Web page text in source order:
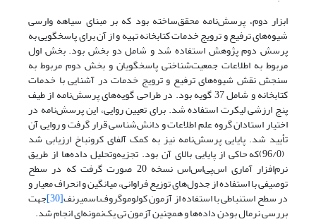
ابزار دوم، پرسش‌نامه محقق‌ساخته بود که بر مبنای سیاهه وارسی
شیوه‌های ترفیع و ترویج خدمات کتابخانه تهیه و از آن برای پاسخگویی به
پرسش دوم پژوهش استفاده شد و شامل دو بخش بود. بخش اول
مربوط به اطلاعات جمعیت‌شناختی پاسخگویان و بخش دوم مربوط به
سنجش نقش شیوه‌های ترفیع و ترویج خدمات در آشنایی با خدمات
کتابخانه و شامل 37 گویه بود. در طراحی گویه‌های پرسش‌نامه از طیف
پنج ارزشی لیکرت استفاده شد. برای تعیین روایی، این پرسش‌نامه در
اختیار استادان گروه علم اطلاعات و دانش‌شناسی قرار گرفت و روایی آن
تأیید شد. پایایی پرسش‌نامه نیز به کمک آلفای کرونباخ ارزیابی شد
(96/0)که حاکی از پایایی بالای آن بود. تجزیه‌وتحلیل داده‌ها از طریق
نرم‌افزار آماری اس‌پی‌اس‌اس نسخه 20 صورت گرفت که در سطح
توصیفی با استفاده از جدول‌های توزیع فراوانی، میانگین و انحراف معیار و
در سطح استنباطی با استفاده از آزمون کولوموگروف‌ـ‌اسمیرنف[30] جهت
بررسی نرمال بودن داده‌ها و همچنین آزمون تی یک‌نمونه‌ای انجام شد.